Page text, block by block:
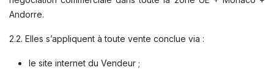
Andorre.
2.2. Elles s’appliquent à toute vente conclue via :
le site internet du Vendeur ;